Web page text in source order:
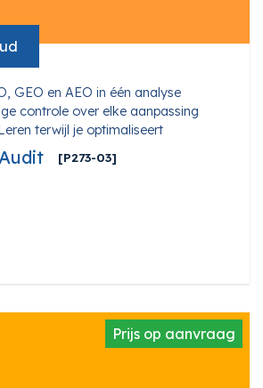
GEO en AEO in één analyse
controle over elke aanpassing
terwijl je optimaliseert
[P273-03]
Prijs op aanvraag